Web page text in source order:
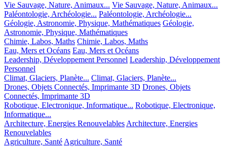
Vie Sauvage, Nature, Animaux... Vie Sauvage, Nature, Animaux...
Paléontologie, Archéologie... Paléontologie, Archéologie...
Géologie, Astronomie, Physique, Mathématiques Géologie,
Astronomie, Physique, Mathématiques
Chimie, Labos, Maths Chimie, Labos, Maths
Eau, Mers et Océans Eau, Mers et Océans
Leadership, Développement Personnel Leadership, Développement
Personnel
Climat, Glaciers, Planète... Climat, Glaciers, Planète...
Drones, Objets Connectés, Imprimante 3D Drones, Objets
Connectés, Imprimante 3D
Robotique, Electronique, Informatique... Robotique, Electronique,
Informatique...
Architecture, Energies RenouvelablesArchitecture, Energies
Renouvelables
Agriculture, SantéAgriculture, Santé